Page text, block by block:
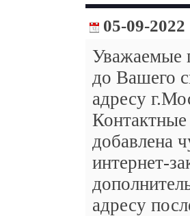
05-09-2022
Уважаемые
до Вашего
адресу
добавлена
интернет-
адресу